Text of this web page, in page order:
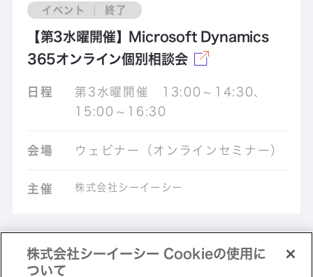
イベント ｜ 終了
【第3水曜開催】Microsoft Dynamics
365オンライン個別相談会
日程
第3水曜開催 13:00～14:30、
15:00～16:30
会場 ウェビナー（オンラインセミナー）
主催 株式会社シーイーシー
株式会社シーイーシー Cookieの使用に
ついて